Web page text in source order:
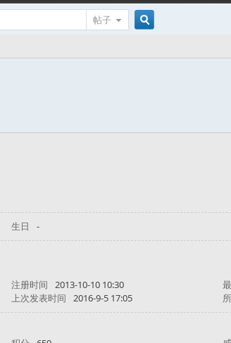
帖子
生日 -
注册时间 2013-10-10 10:30
上次发表时间 2016-9-5 17:05